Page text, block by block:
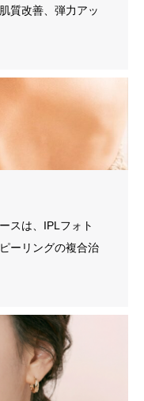
質改善、弾力アッ
スは、IPLフォト
ーリングの複合治